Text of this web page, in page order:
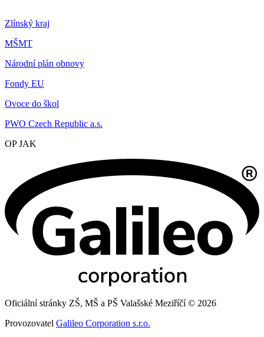
Zlínský kraj
MŠMT
Národní plán obnovy
Fondy EU
Ovoce do škol
PWO Czech Republic a.s.
OP JAK
Oficiální stránky ZŠ, MŠ a PŠ Valašské Meziříčí © 2026
Provozovatel Galileo Corporation s.r.o.